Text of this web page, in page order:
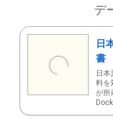
デ
日
書
日
料を
が所